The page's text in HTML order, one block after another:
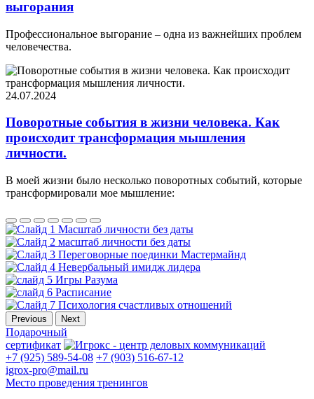
выгорания
Профессиональное выгорание – одна из важнейших проблем
человечества.
24.07.2024
Поворотные события в жизни человека. Как
происходит трансформация мышления
личности.
В моей жизни было несколько поворотных событий, которые
трансформировали мое мышление:
Previous Next
Подарочный
сертификат
+7 (925) 589-54-08 +7 (903) 516-67-12
igrox-pro@mail.ru
Место проведения тренингов